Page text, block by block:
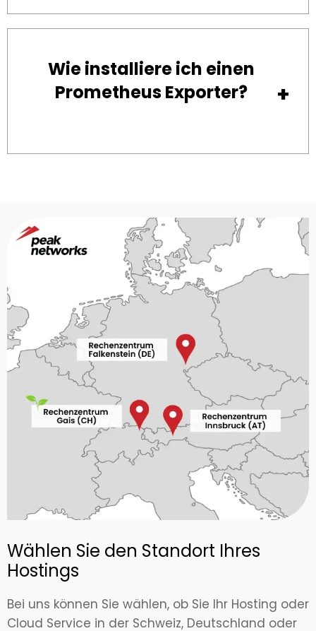
Wie installiere ich einen
Prometheus Exporter?
Wählen Sie den Standort Ihres
Hostings
Bei uns können Sie wählen, ob Sie Ihr Hosting oder
Cloud Service in der Schweiz, Deutschland oder